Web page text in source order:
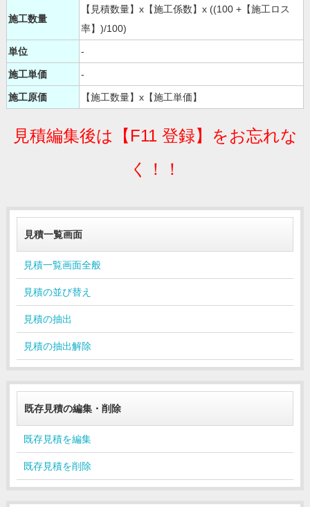
施工数量
【見積数量】x【施工係数】x ((100 +【施工ロス
率】)/100)
単位 -
施工単価 -
施工原価 【施工数量】x【施工単価】
見積編集後は【F11 登録】をお忘れな
く！！
見積一覧画面
見積一覧画面全般
見積の並び替え
見積の抽出
見積の抽出解除
既存見積の編集・削除
既存見積を編集
既存見積を削除